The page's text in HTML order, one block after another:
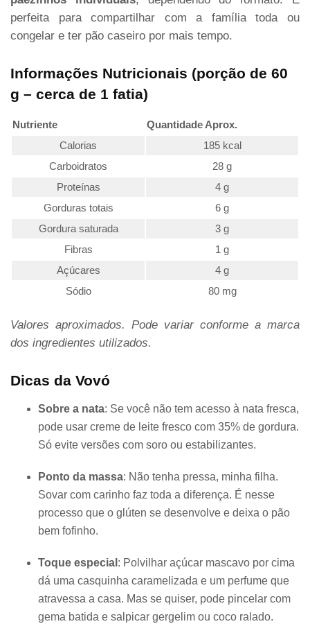
perfeita para compartilhar com a família toda ou
congelar e ter pão caseiro por mais tempo.
Informações Nutricionais (porção de 60
g – cerca de 1 fatia)
Nutriente
Quantidade Aprox.
Calorias
185 kcal
Carboidratos
28 g
Proteínas
4 g
Gorduras totais
6 g
Gordura saturada
3 g
Fibras
1 g
Açúcares
4 g
Sódio
80 mg
Valores aproximados. Pode variar conforme a marca
dos ingredientes utilizados.
Dicas da Vovó
Sobre a nata: Se você não tem acesso à nata fresca,
pode usar creme de leite fresco com 35% de gordura.
Só evite versões com soro ou estabilizantes.
Ponto da massa: Não tenha pressa, minha filha.
Sovar com carinho faz toda a diferença. É nesse
processo que o glúten se desenvolve e deixa o pão
bem fofinho.
Toque especial : Polvilhar açúcar mascavo por cima
dá uma casquinha caramelizada e um perfume que
atravessa a casa. Mas se quiser, pode pincelar com
gema batida e salpicar gergelim ou coco ralado.